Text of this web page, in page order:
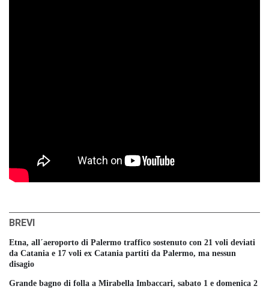
BREVI
Etna, all´aeroporto di Palermo traffico sostenuto con 21 voli deviati
da Catania e 17 voli ex Catania partiti da Palermo, ma nessun
disagio
Grande bagno di folla a Mirabella Imbaccari, sabato 1 e domenica 2